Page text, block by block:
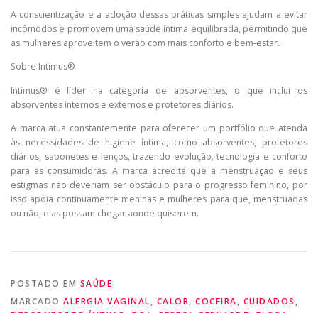
A conscientização e a adoção dessas práticas simples ajudam a evitar
incômodos e promovem uma saúde íntima equilibrada, permitindo que
as mulheres aproveitem o verão com mais conforto e bem-estar.
Sobre Intimus®
Intimus® é líder na categoria de absorventes, o que inclui os
absorventes internos e externos e protetores diários.
A marca atua constantemente para oferecer um portfólio que atenda
às necessidades de higiene íntima, como absorventes, protetores
diários, sabonetes e lenços, trazendo evolução, tecnologia e conforto
para as consumidoras. A marca acredita que a menstruação e seus
estigmas não deveriam ser obstáculo para o progresso feminino, por
isso apoia continuamente meninas e mulheres para que, menstruadas
ou não, elas possam chegar aonde quiserem.
POSTADO EM SAÚDE
MARCADO ALERGIA VAGINAL, CALOR, COCEIRA, CUIDADOS ,